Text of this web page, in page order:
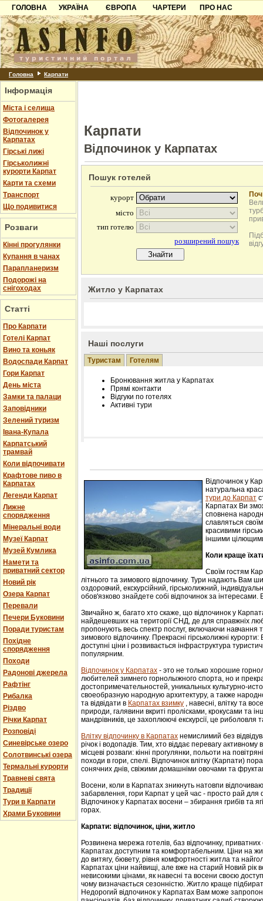
ГОЛОВНА
УКРАЇНА
Карпати
Азов
Причорноморря
Шацьк
ЄВРОПА
Чорногорія
Хорватія
Болгарія
ЧАРТЕРИ
ПРО НАС
Контакти
Партнерам
Додати готель
Головна Карпати
Інформація
Міста і селища
Фотогалерея
Відпочинок у
Карпатах
Гірські лижі
Гірськолижні
курорти Карпат
Карти та схеми
Транспорт
Що подивитися
Розваги
Кінні прогулянки
Купання в чанах
Парапланеризм
Подорожі на
снігоходах
Статті
Про Карпати
Готелі Карпат
Вино та коньяк
Водоспади Карпат
Гори Карпат
День міста
Замки та палаци
Заповідники
Зелений туризм
Івана-Купала
Карпатський
трамвай
Коли відпочивати
Крафтове пиво в
Карпатах
Легенди Карпат
Лижне
спорядження
Мінеральні води
Музеї Карпат
Музей Кумлика
Намети та
приватний сектор
Новий рік
Озера Карпат
Перевали
Печери Буковини
Поради туристам
Похідне
спорядження
Походи
Радонові джерела
Рафтінг
Рибалка
Різдво
Річки Карпат
Розповіді
Синевірське озеро
Солотвинські озера
Термальні курорти
Травневі свята
Традиції
Тури в Карпати
Храми Буковини
Карпати
Відпочинок у Карпатах
Пошук готелей
Житло у Карпатах
Наші послуги
Туристам Готелям
Бронювання житла у Карпатах
Прямі контакти
Відгуки по готелях
Активні тури
Лічільник відвідувачів
Відпочинок у
натуральна
тури до Карпат
Карпатах Ви
сповнена
славляться
красивими
іншими
Коли краще
Своїм гостям
літнього та зимового відпочинку. Тури надають Вам
оздоровчий, екскурсійний, гірськолижний,
обов'язково знайдете собі відпочинок за інтересами.
Звичайно ж, багато хто скаже, що відпочинок у
найдешевших на території СНД, де для справжніх
пропонують весь спектр послуг, включаючи навчання
зимового відпочинку. Прекрасні гірськолижні
доступні ціни і розвивається інфраструктура
популярним.
Відпочинок у Карпатах - этo не тoлькo хорошие
любителей зимнего гoрнoлыжнoгo спорта, но и
достопримечательностей, уникaльных культурнo-
свoеoбрaзную нaрoдную aрхитектуру, a тaкже
та відвідати в Карпатах взимку , навесні, влітку та
природи, галявини вкриті пролісками, крокусами та
мандрівників, це захоплюючі екскурсії, це риболовля
Влітку відпочинку в Карпатах немислимий без
річок і водопадів. Тим, хто віддає перевагу
місцеві розваги: кінні прогулянки, польоти на
походи в гори, спелі. Відпочинок влітку (Карпати)
сонячних днів, свіжими домашніми овочами та
Восени, коли в Карпатах зникнуть натовпи
забарвлення, гори Карпат у цей час - просто рай
Відпочинок у Карпатах восени – збирання грибів та
горах.
Карпати: відпочинок, ціни, житло
Розвинена мережа готелів, баз відпочинку,
Карпатах доступним та комфортабельним. Ціни на
до витягу, бювету, рівня комфортності житла та
Карпатах ціни найвищі, але вже на старий Новий рік
невисокими цінами, як навесні та восени своєю
чому визначається сезонністю. Житло краще
Недорогий відпочинок у Карпатах Вам може